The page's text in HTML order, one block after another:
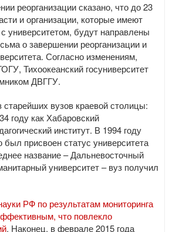
реорганизации сказано, что до 23
и организации, которые имеют
университетом, будут направлены
о завершении реорганизации и
Согласно изменениям,
Тихоокеанский госуниверситет
ДВГГУ.
вузов краевой столицы:
году как Хабаровский
институт. В 1994 году
присвоен статус университета
название – Дальневосточный
университет – вуз получил
РФ по результатам мониторинга
что повлекло
. Наконец, в феврале 2015 года